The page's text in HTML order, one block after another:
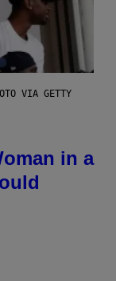
VIA GETTY
in a